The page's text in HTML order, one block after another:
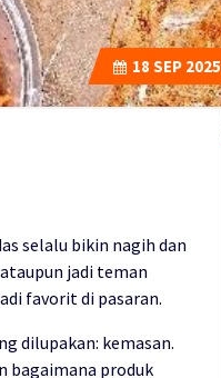
18 SEP 2025
selalu bikin nagih dan
jadi teman
favorit di pasaran.
dilupakan: kemasan.
bagaimana produk